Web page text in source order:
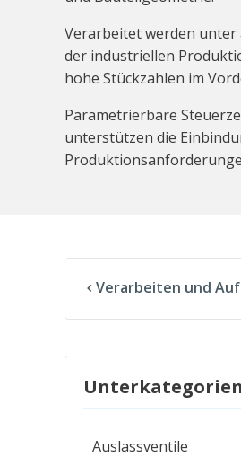
Verarbeitet werden unter
der industriellen
hohe Stückzahlen im
Parametrierbare
unterstützen die
Verarbeiten und
Unterkategorien
Auslassventile